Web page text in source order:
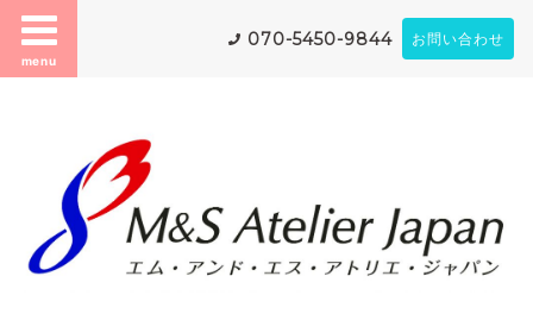
menu
070-5450-9844 お問い合わせ